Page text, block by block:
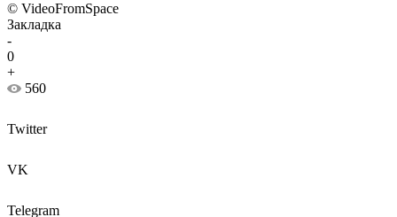
© VideoFromSpace
Закладка
-
0
+
560
Twitter
VK
Telegram